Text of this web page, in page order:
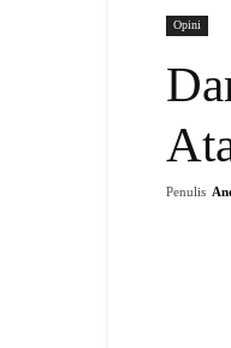
Opini
Penulis